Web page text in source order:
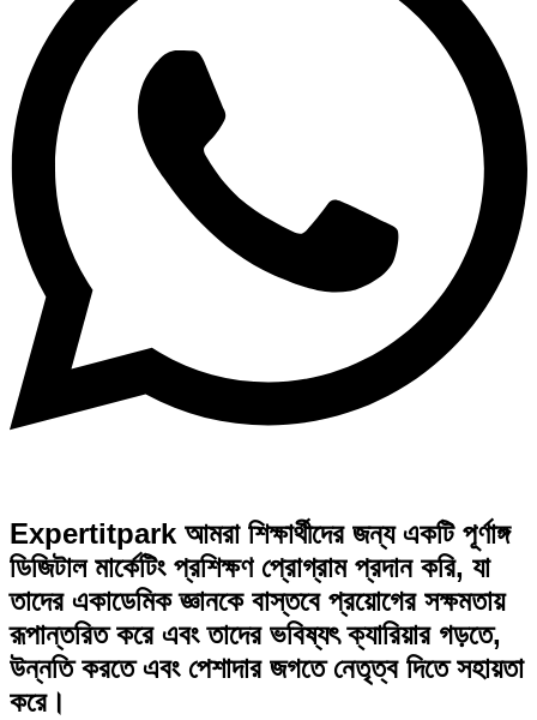
Expertitpark আমরা শিক্ষার্থীদের জন্য একটি পূর্ণাঙ্গ
ডিজিটাল মার্কেটিং প্রশিক্ষণ প্রোগ্রাম প্রদান করি, যা
তাদের একাডেমিক জ্ঞানকে বাস্তবে প্রয়োগের সক্ষমতায়
রূপান্তরিত করে এবং তাদের ভবিষ্যৎ ক্যারিয়ার গড়তে,
উন্নতি করতে এবং পেশাদার জগতে নেতৃত্ব দিতে সহায়তা
করে।